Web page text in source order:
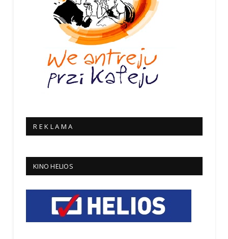
R E K L A M A
KINO HELIOS